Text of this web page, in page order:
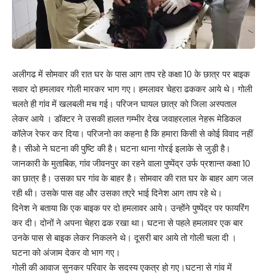
अलीगढ में सोमवार की रात घर के पास आग ताप रहे कक्षा 10 के छात्र पर बाइक
सवार दो हमलावर गोली मारकर भाग गए। हमलावर चेहरा ढककर आये थे। गोली
चलते ही गांव में खलबली मच गई। परिजन घायल छात्र को जिला अस्पताल
लेकर आये । डॉक्टर ने उसकी हालत गम्भीर देख जवाहरलाल नेहरू मेडिकल
कॉलेज रेफर कर दिया। परिजनो का कहना है कि हमारा किसी से कोई विवाद नहीं
है। सीओ ने घटना की पुष्टि की है। घटना थाना गोरई इलाके से जुड़ी है।
जानकारी के मुताबिक, गांव जीवनपुर का रहने वाला पुष्पेंद्र उर्फ प्रशान्त कक्षा 10
का छात्र है। उसका घर गांव के बाहर है। सोमवार की रात घर के बाहर आग जल
रही थी। उसके पास वह और उसका तएरे भाई दिनेश आग ताप रहे थे।
दिनेश ने बताया कि एक बाइक पर दो हमलावर आये। उन्होंने पुष्पेंद्र पर फायरिंग
कर दी। दोनों ने अपना चेहरा ढक रखा था। घटना से पहले हमलावर एक बार
उनके पास से बाइक लेकर निकलने थे। दूसरी बार आये तो गोली चला दी ।
घटना को अंजाम देकर वो भाग गए।
गोली की आवाज सुनकर परिवार के सदस्य एकत्र हो गए।घटना से गांव में